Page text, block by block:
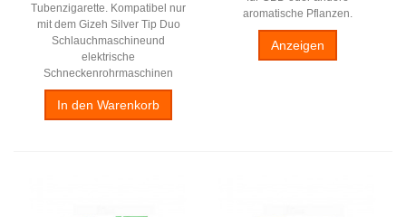
Tubenzigarette. Kompatibel nur
mit dem Gizeh Silver Tip Duo
Schlauchmaschineund
elektrische
Schneckenrohrmaschinen
In den Warenkorb
aromatische Pflanzen.
Anzeigen